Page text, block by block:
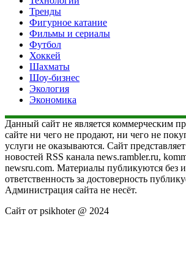
Тренды
Фигурное катание
Фильмы и сериалы
Футбол
Хоккей
Шахматы
Шоу-бизнес
Экология
Экономика
Данный сайт не является коммерческим
сайте ни чего не продают, ни чего не
услуги не оказываются. Сайт
новостей RSS канала news.rambler.ru,
newsru.com. Материалы публикуются без
ответственность за достоверность
Администрация сайта не несёт.
Сайт от psikhoter @ 2024